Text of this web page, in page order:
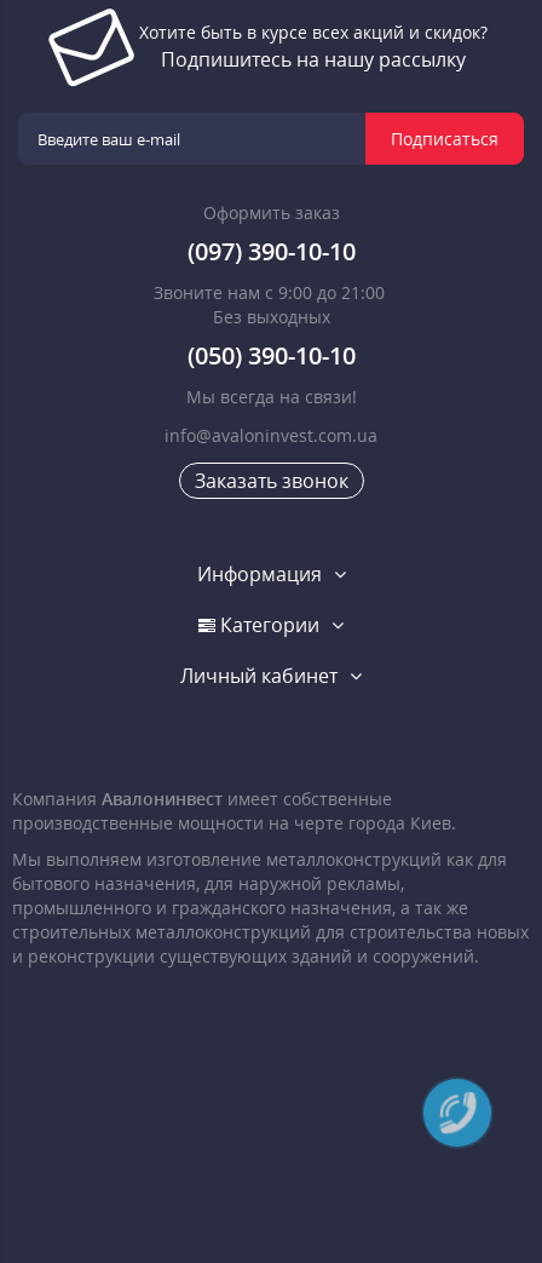
Хотите быть в курсе всех акций и скидок?
Подпишитесь на нашу рассылку
Подписаться
Оформить заказ
(097) 390-10-10
Звоните нам с 9:00 до 21:00
Без выходных
(050) 390-10-10
Мы всегда на связи!
info@avaloninvest.com.ua
Заказать звонок
Информация
Категории
Личный кабинет
Компания Авалонинвест имеет собственные
производственные мощности на черте города Киев.
Мы выполняем изготовление металлоконструкций как для
бытового назначения, для наружной рекламы,
промышленного и гражданского назначения, а так же
строительных металлоконструкций для строительства новых
и реконструкции существующих зданий и сооружений.